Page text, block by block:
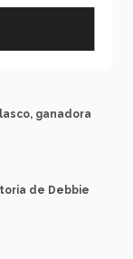
ganadora
de Debbie